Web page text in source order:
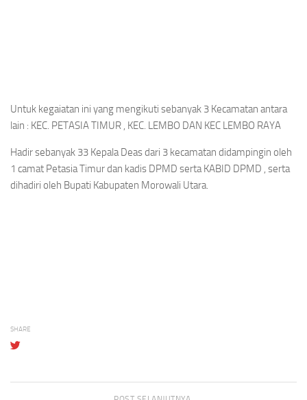
Untuk kegaiatan ini yang mengikuti sebanyak 3 Kecamatan antara
lain : KEC. PETASIA TIMUR , KEC. LEMBO DAN KEC LEMBO RAYA
Hadir sebanyak 33 Kepala Deas dari 3 kecamatan didampingin oleh
1 camat Petasia Timur dan kadis DPMD serta KABID DPMD , serta
dihadiri oleh Bupati Kabupaten Morowali Utara.
SHARE